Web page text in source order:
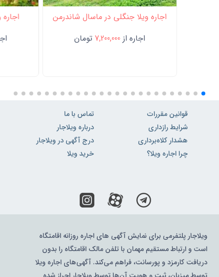
اجاره ویلا جنگلی در ماسال شاندرمن
اجاره از 7,200,000 تومان
قوانین مقررات
شرایط رازداری
هشدار کلاه‌برداری
چرا اجاره ویلا؟
تماس با ما
درباره ویلاجار
درج آگهی در ویلاجار
خرید ویلا
ویلاجار پلتفرمی برای نمایش آگهی های اجاره روزانه اقامتگاه
است و ارتباط مستقیم مهمان با تلفن مالک اقامتگاه را بدون
دریافت کارمزد و پورسانت، فراهم می‌کند. آگهی‌های اجاره ویلا